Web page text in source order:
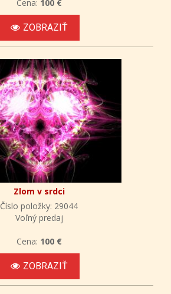
Cena: 100 €
ZOBRAZIŤ
Zlom v srdci
Číslo položky: 29044
Voľný predaj
Cena: 100 €
ZOBRAZIŤ